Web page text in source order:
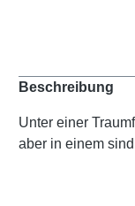
Beschreibung
Unter einer
aber in einem